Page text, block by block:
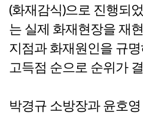
(화재감식)으로 진행되
는 실제 화재현장을 재
지점과 화재원인을 규
고득점 순으로 순위가
박경규 소방장과 윤호